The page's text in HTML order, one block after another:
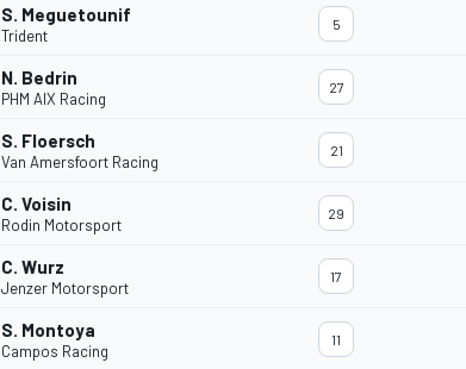
DTM
S. Meguetounif
Trident
5
N. Bedrin
PHM AIX Racing
27
S. Floersch
Van Amersfoort Racing
21
C. Voisin
Rodin Motorsport
29
C. Wurz
Jenzer Motorsport
17
S. Montoya
Campos Racing
11